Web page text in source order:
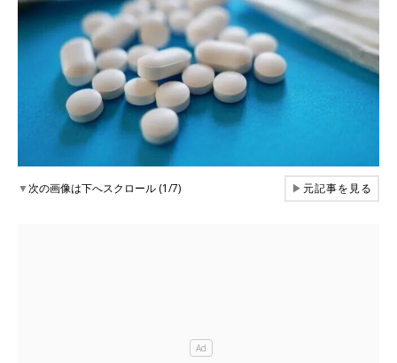
▼次の画像は下へスクロール (1/7) ▶元記事を見る